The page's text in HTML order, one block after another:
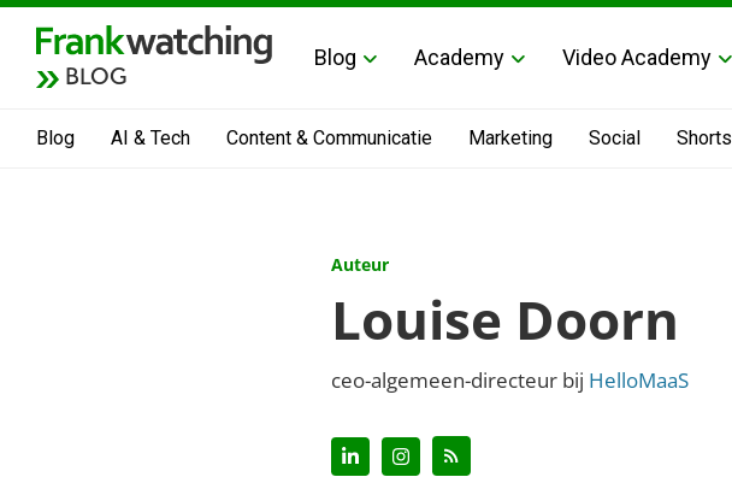
BLOG
Blog Academy Video Academy
Blog AI & Tech Content & Communicatie Marketing Social Shorts
Auteur
Louise Doorn
ceo-algemeen-directeur bij HelloMaaS